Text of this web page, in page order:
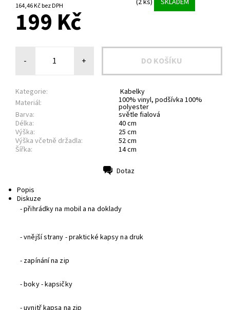
164,46 Kč bez DPH
199 Kč
- +
Kategorie:
Kabelky
Materiál:
100% vinyl, podšívka 100%
polyester
Barva:
světle fialová
Délka:
40 cm
Výška:
25 cm
Výška včetně držadla:
52 cm
Šířka:
14 cm
Dotaz
Popis
Diskuze
-přihrádky na mobil a na doklady
-vnější strany - praktické kapsy na druk
- zapínání na zip
-boky-kapsičky
-uvnitř kapsa na zip